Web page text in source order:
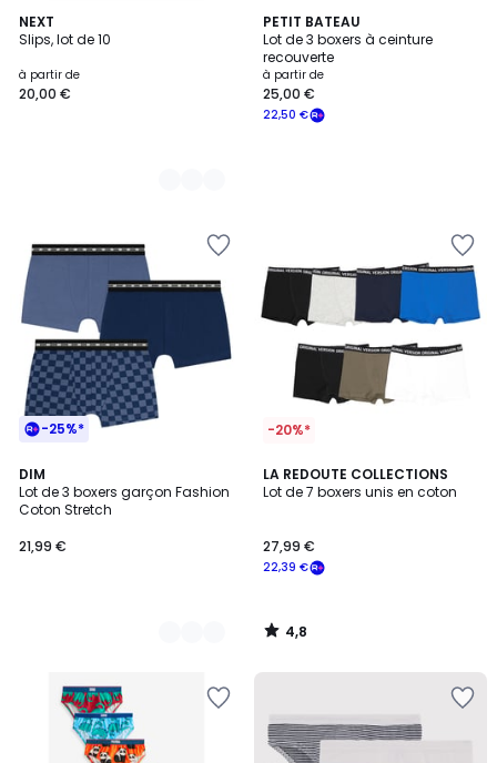
NEXT
Slips, lot de 10
à partir de
20,00 €
2
Couleurs
PETIT BATEAU
Lot de 3 boxers à ceinture
recouverte
à partir de
22,50 €
25,00 €
-25%*
DIM
Lot de 3 boxers garçon Fashion
Coton Stretch
21,99 €
2
Couleurs
-20%*
LA REDOUTE COLLECTIONS
Lot de 7 boxers unis en coton
22,39 €
27,99 €
4,8
/ 5
4,8
/